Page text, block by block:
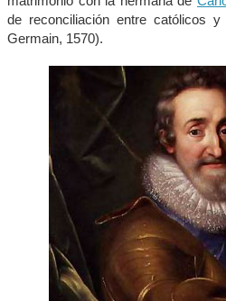
de reconciliación entre católicos
Germain, 1570).